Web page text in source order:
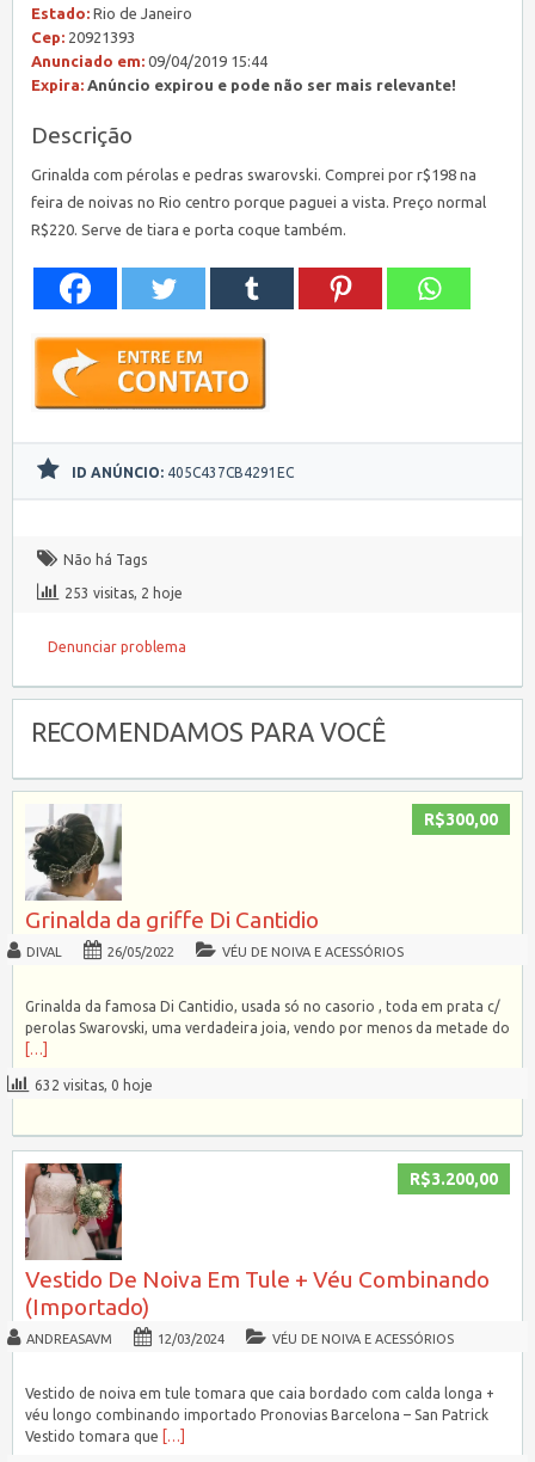
Estado: Rio de Janeiro
Cep: 20921393
Anunciado em: 09/04/2019 15:44
Expira: Anúncio expirou e pode não ser mais relevante!
Descrição
Grinalda com pérolas e pedras swarovski. Comprei por r$198 na
feira de noivas no Rio centro porque paguei a vista. Preço normal
R$220. Serve de tiara e porta coque também.
ID ANÚNCIO: 405C437CB4291EC
Não há Tags
253 visitas, 2 hoje
Denunciar problema
RECOMENDAMOS PARA VOCÊ
R$300,00
Grinalda da griffe Di Cantidio
DIVAL 26/05/2022 VÉU DE NOIVA E ACESSÓRIOS
Grinalda da famosa Di Cantidio, usada só no casorio , toda em prata c/
perolas Swarovski, uma verdadeira joia, vendo por menos da metade do
[…]
632 visitas, 0 hoje
R$3.200,00
Vestido De Noiva Em Tule + Véu Combinando
(Importado)
ANDREASAVM 12/03/2024 VÉU DE NOIVA E ACESSÓRIOS
Vestido de noiva em tule tomara que caia bordado com calda longa +
véu longo combinando importado Pronovias Barcelona – San Patrick
Vestido tomara que
[…]